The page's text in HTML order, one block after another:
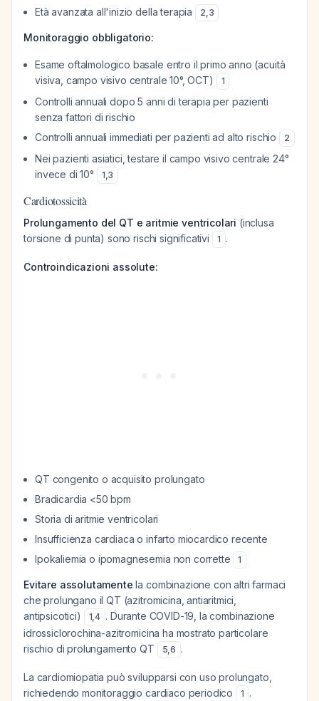
Età avanzata all'inizio della terapia
2,3
Monitoraggio obbligatorio:
Esame oftalmologico basale entro il primo anno (acuità
visiva, campo visivo centrale 10°, OCT)
1
Controlli annuali dopo 5 anni di terapia per pazienti
senza fattori di rischio
Controlli annuali immediati per pazienti ad alto rischio
2
Nei pazienti asiatici, testare il campo visivo centrale 24°
invece di 10°
1,3
Cardiotossicità
Prolungamento del QT e aritmie ventricolari (inclusa
torsione di punta) sono rischi significativi
1 .
Controindicazioni assolute:
QT congenito o acquisito prolungato
Bradicardia <50 bpm
Storia di aritmie ventricolari
Insufficienza cardiaca o infarto miocardico recente
Ipokaliemia o ipomagnesemia non corrette
1
Evitare assolutamente la combinazione con altri farmaci
che prolungano il QT (azitromicina, antiaritmici,
antipsicotici)
1,4 . Durante COVID-19, la combinazione
idrossiclorochina-azitromicina ha mostrato particolare
rischio di prolungamento QT
5,6 .
La cardiomiopatia può svilupparsi con uso prolungato,
richiedendo monitoraggio cardiaco periodico
1 .